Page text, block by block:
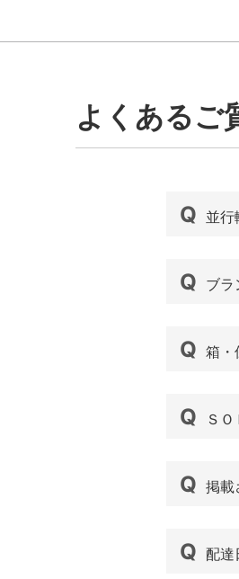
よくあるご
並行
ブラ
箱・
Ｓ
掲載
配達